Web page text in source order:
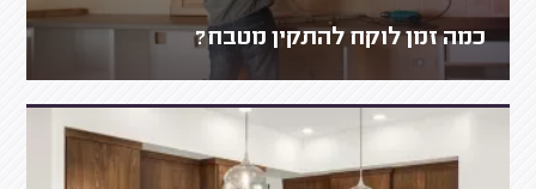
כמה זמן לוקח להתקין מטבח?